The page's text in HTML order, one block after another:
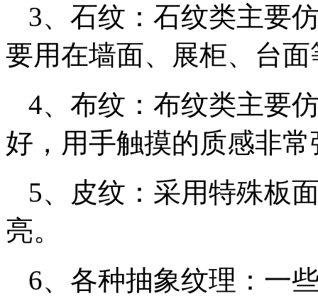
3、石纹：石纹类主要
要用在墙面、展柜、台面
4、布纹：布纹类主要
好，用手触摸的质感非常
5、皮纹：采用特殊板
亮。
6、各种抽象纹理：一